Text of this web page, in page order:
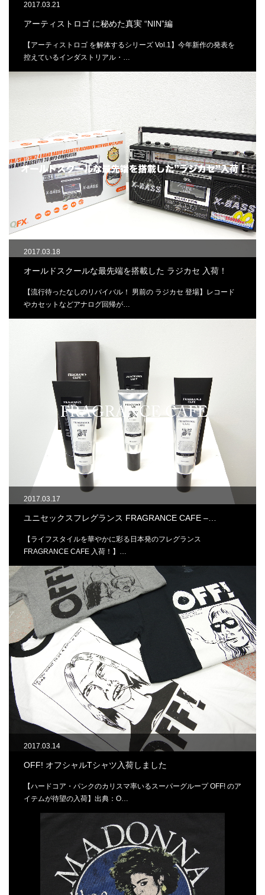
2017.03.21
アーティストロゴ に秘めた真実 “NIN”編
【アーティストロゴ を解体するシリーズ Vol.1】今年新作の発表を
控えているインダストリアル・…
2017.03.18
オールドスクールな最先端を搭載した ラジカセ 入荷！
【流行待ったなしのリバイバル！ 男前の ラジカセ 登場】レコード
やカセットなどアナログ回帰が…
2017.03.17
ユニセックスフレグランス FRAGRANCE CAFE –…
【ライフスタイルを華やかに彩る日本発のフレグランス
FRAGRANCE CAFE 入荷！】…
2017.03.14
OFF! オフシャルTシャツ入荷しました
【ハードコア・パンクのカリスマ率いるスーパーグループ OFF! のア
イテムが待望の入荷】出典：O…